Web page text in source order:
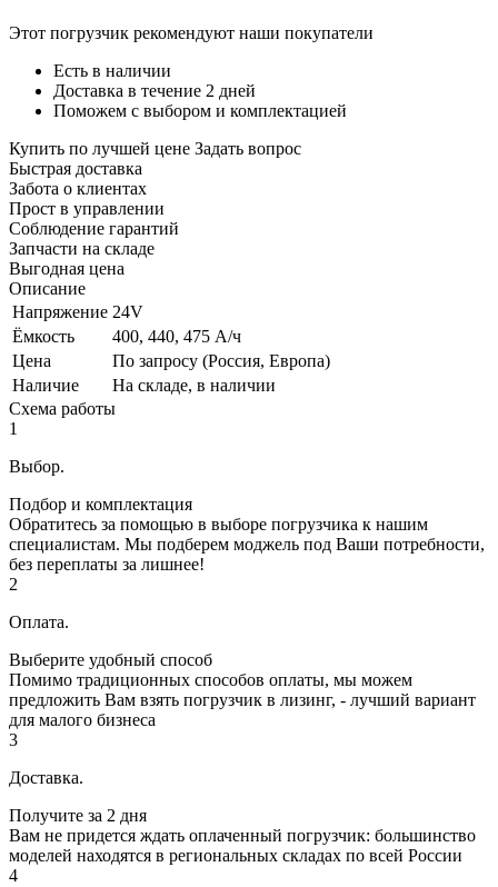
Этот погрузчик рекомендуют наши покупатели
Есть в наличии
Доставка в течение 2 дней
Поможем с выбором и комплектацией
Купить по лучшей цене Задать вопрос
Быстрая доставка
Забота о клиентах
Прост в управлении
Соблюдение гарантий
Запчасти на складе
Выгодная цена
Описание
Напряжение 24V
Ёмкость
400, 440, 475 А/ч
Цена
По запросу (Россия, Европа)
Наличие
На складе, в наличии
Схема работы
1
Выбор.
Подбор и комплектация
Обратитесь за помощью в выборе погрузчика к нашим
специалистам. Мы подберем моджель под Ваши потребности,
без переплаты за лишнее!
2
Оплата.
Выберите удобный способ
Помимо традиционных способов оплаты, мы можем
предложить Вам взять погрузчик в лизинг, - лучший вариант
для малого бизнеса
3
Доставка.
Получите за 2 дня
Вам не придется ждать оплаченный погрузчик: большинство
моделей находятся в региональных складах по всей России
4